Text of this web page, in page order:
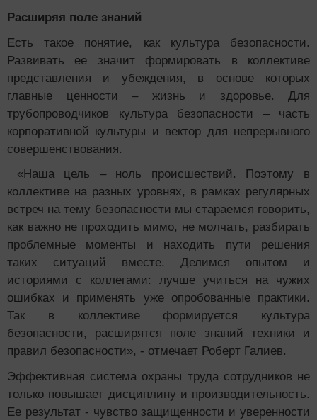
Расширяя поле знаний
Есть такое понятие, как культура безопасности.
Развивать ее значит формировать в коллективе
представления и убеждения, в основе которых
главные ценности – жизнь и здоровье. Для
трубопроводчиков культура безопасности – часть
корпоративной культуры и вектор для непрерывного
совершенствования.
«Наша цель – ноль происшествий. Поэтому в
коллективе на разных уровнях, в рамках регулярных
встреч на тему безопасности мы стараемся говорить,
как важно не проходить мимо, не молчать, разбирать
проблемные моменты и находить пути решения
таких ситуаций вместе. Делимся опытом и
историями с коллегами: лучше учиться на чужих
ошибках и применять уже опробованные практики.
Так в коллективе формируется культура
безопасности, расширятся поле знаний техники и
правил безопасности», - отмечает Роберт Галиев.
Эффективная система охраны труда сотрудников не
только повышает дисциплину и производительность.
Ее результат - чувство защищенности и уверенности